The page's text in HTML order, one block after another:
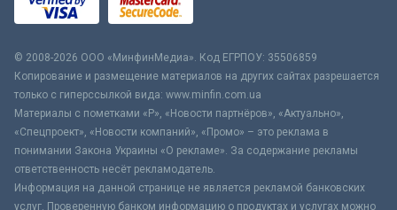
© 2008-2026 ООО «МинфинМедиа». Код ЕГРПОУ: 35506859
Копирование и размещение материалов на других сайтах разрешается
только с гиперссылкой вида: www.minfin.com.ua
Материалы с пометками «Р», «Новости партнёров», «Актуально»,
«Спецпроект», «Новости компаний», «Промо» – это реклама в
понимании Закона Украины «О рекламе». За содержание рекламы
ответственность несёт рекламодатель.
Информация на данной странице не является рекламой банковских
услуг. Проверенную банком информацию о продуктах и услугах можно